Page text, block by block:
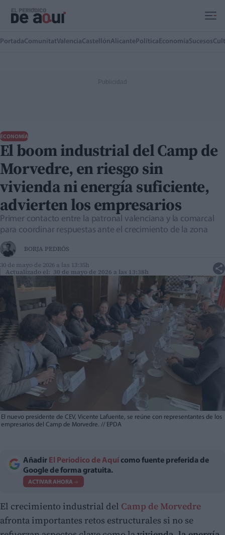
PortadaComunitatValenciaCastellónAlicante Política EconomíaSucesos
ECONOMÍA
El boom industrial del Camp de
Morvedre, en riesgo sin
vivienda ni energía suficiente,
advierten los empresarios
Primer contacto entre la patronal valenciana y la comarcal
para coordinar respuestas ante el crecimiento de la zona
BORJA PEDRÓS
30 de mayo de 2026 a las 13:35h
Actualizado el: 30 de mayo de 2026 a las 13:38h
El nuevo presidente de CEV, Vicente Lafuente, se reúne con representantes de los
empresarios del Camp de Morvedre. // EPDA
Añadir El Periodico de Aquí como fuente preferida de
Google de forma gratuita.
ACTIVAR AHORA
El crecimiento industrial del Camp de Morvedre
afronta importantes retos estructurales si no se